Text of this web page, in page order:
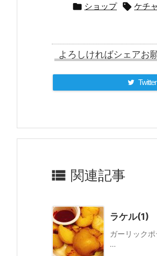
 ショップ  ケチ
よろしければシェアお
Twitter
 関連記事
ラケル(1)
ガーリック
...